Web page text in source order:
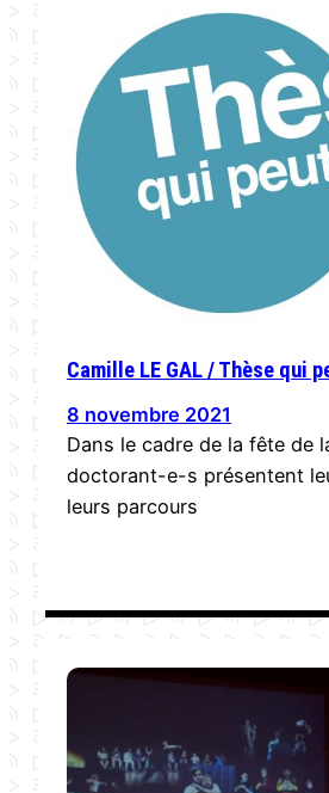
Camille LE GAL / Thèse qui
8 novembre 2021
Dans le cadre de la fête de
doctorant-e-s présentent
leurs parcours